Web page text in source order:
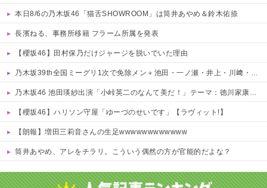
本日8/6の乃木坂46「猫舌SHOWROOM」は筒井あやめ＆鈴木佑捺
長濱ねる、事務所移籍 フラーム所属を発表
【櫻坂46】田村保乃だけジャージを脱いでいた理由
乃木坂39th全国ミーグリ1次で免除メン＋池田・一ノ瀬・井上・川﨑・菅原・中西が全完売
乃木坂46 池田瑛紗出演「小峠英二のなんて美だ！」テーマ：徳川家康【2025.8.5 24:00〜 TOKYO MX】
【櫻坂46】ハリソン守屋「ゆーづのせいです」【ラヴィット!】
【朗報】増田三莉音さんの生足wwwwwwwwwwww
筒井あやめ、アレをチラリ。こういう偶然の方が官能的だよな？